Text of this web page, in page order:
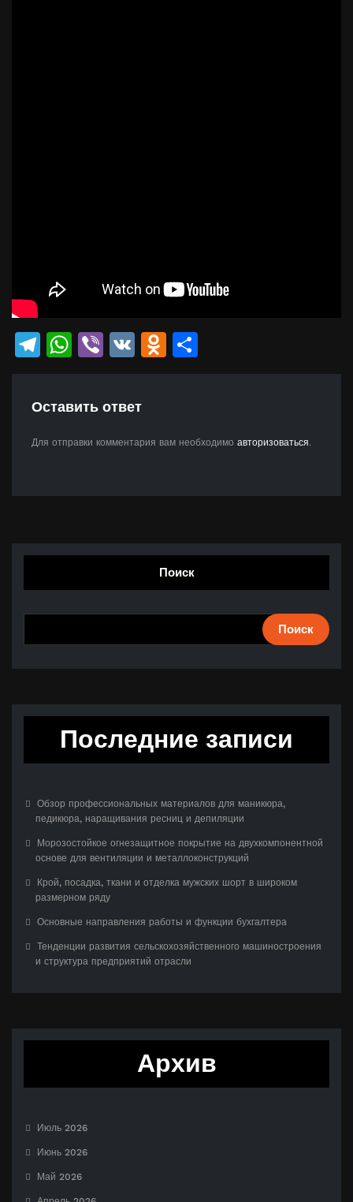
Telegram
WhatsApp
Viber
VK Odnoklassniki
Оставить ответ
Для отправки комментария вам необходимо авторизоваться.
Поиск
Поиск
Последние записи
Обзор профессиональных материалов для маникюра,
педикюра, наращивания ресниц и депиляции
Морозостойкое огнезащитное покрытие на двухкомпонентной
основе для вентиляции и металлоконструкций
Крой, посадка, ткани и отделка мужских шорт в широком
размерном ряду
Основные направления работы и функции бухгалтера
Тенденции развития сельскохозяйственного машиностроения
и структура предприятий отрасли
Архив
Июль 2026
Июнь 2026
Май 2026